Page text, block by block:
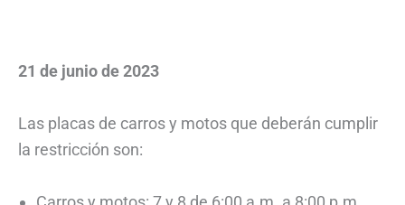
21 de junio de 2023
Las placas de carros y motos que deberán cumplir
la restricción son: